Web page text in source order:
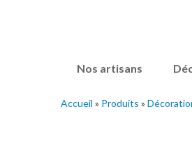
Nos artisans
Accueil » Produits »